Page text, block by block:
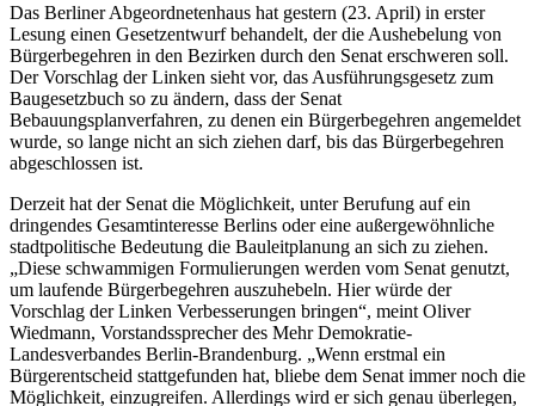
Das Berliner Abgeordnetenhaus hat gestern (23. April) in erster
Lesung einen Gesetzentwurf behandelt, der die Aushebelung von
Bürgerbegehren in den Bezirken durch den Senat erschweren soll.
Der Vorschlag der Linken sieht vor, das Ausführungsgesetz zum
Baugesetzbuch so zu ändern, dass der Senat
Bebauungsplanverfahren, zu denen ein Bürgerbegehren angemeldet
wurde, so lange nicht an sich ziehen darf, bis das Bürgerbegehren
abgeschlossen ist.
Derzeit hat der Senat die Möglichkeit, unter Berufung auf ein
dringendes Gesamtinteresse Berlins oder eine außergewöhnliche
stadtpolitische Bedeutung die Bauleitplanung an sich zu ziehen.
„Diese schwammigen Formulierungen werden vom Senat genutzt,
um laufende Bürgerbegehren auszuhebeln. Hier würde der
Vorschlag der Linken Verbesserungen bringen“, meint Oliver
Wiedmann, Vorstandssprecher des Mehr Demokratie-
Landesverbandes Berlin-Brandenburg. „Wenn erstmal ein
Bürgerentscheid stattgefunden hat, bliebe dem Senat immer noch die
Möglichkeit, einzugreifen. Allerdings wird er sich genau überlegen,